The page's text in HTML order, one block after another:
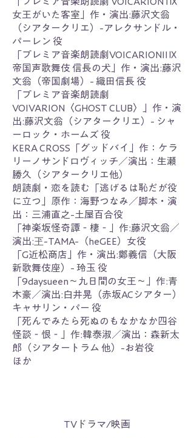
女王がいた客室」作・演出:藤沢文翁
（シアタークリエ）-アレクサンドル・
パーレン 役
「プレミア音楽朗読劇VOICARIONIIⅨ
帝国声歌舞伎 信長の犬」作・演出:藤沢
文翁（帝国劇場）- 織田信長 役
「プレミア音楽朗読劇
VOIVARION〈GHOST CLUB〉」作・演
出:藤沢文翁（シアタークリエ）- シャ
ーロック・ホームズ 役
KERA CROSS「グッドバイ」作：ケラ
リーノサンドロヴィッチ／演出：生瀬
勝久（シアタークリエ他）
朗読劇・恋を読む「逃げるは恥だが役
に立つ」原作：海野つなみ／脚本・演
出：三浦直之-土屋百合役
「神楽坂怪奇譚‐棲‐」作:藤沢文翁／
演出:玊-TAMA-（heGEE）女役
「G近松商店」作・演出:鄭義信（大阪
新歌舞伎座）- 玲玉 役
「9daysueen〜九日間の女王〜」作:青
木豪／演出:白井晃（赤坂ACシアター）
キャサリン・パー 役
「死んでみたら死ぬのもなかなか四谷
怪談‐恨‐」作:韓泰淑／演出：森新太
郎（シアタートラム 他）-お岩役
ほか
TVドラマ/映画